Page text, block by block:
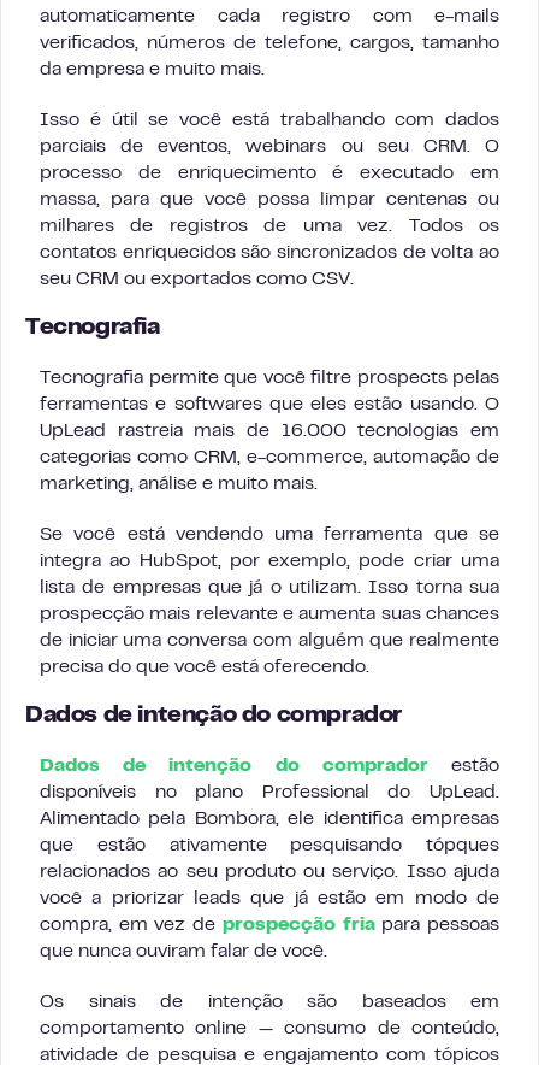
automaticamente cada registro com e-mails
verificados, números de telefone, cargos, tamanho
da empresa e muito mais.
Isso é útil se você está trabalhando com dados
parciais de eventos, webinars ou seu CRM. O
processo de enriquecimento é executado em
massa, para que você possa limpar centenas ou
milhares de registros de uma vez. Todos os
contatos enriquecidos são sincronizados de volta ao
seu CRM ou exportados como CSV.
Tecnografia
Tecnografia permite que você filtre prospects pelas
ferramentas e softwares que eles estão usando. O
UpLead rastreia mais de 16.000 tecnologias em
categorias como CRM, e-commerce, automação de
marketing, análise e muito mais.
Se você está vendendo uma ferramenta que se
integra ao HubSpot, por exemplo, pode criar uma
lista de empresas que já o utilizam. Isso torna sua
prospecção mais relevante e aumenta suas chances
de iniciar uma conversa com alguém que realmente
precisa do que você está oferecendo.
Dados de intenção do comprador
Dados de intenção do compradorestão
disponíveis no plano Professional do UpLead.
Alimentado pela Bombora, ele identifica empresas
que estão ativamente pesquisando tópques
relacionados ao seu produto ou serviço. Isso ajuda
você a priorizar leads que já estão em modo de
compra, em vez de prospecção friapara pessoas
que nunca ouviram falar de você.
Os sinais de intenção são baseados em
comportamento online — consumo de conteúdo,
atividade de pesquisa e engajamento com tópicos